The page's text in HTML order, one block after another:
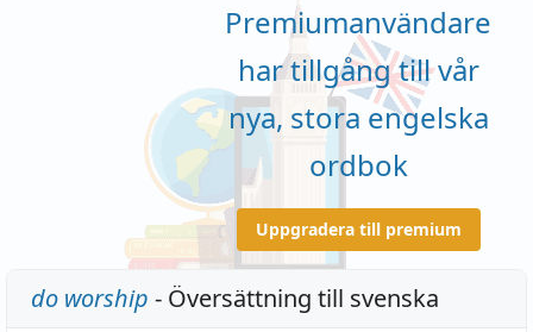
Premiumanvändare
har tillgång till vår
nya, stora engelska
ordbok
Uppgradera till premium
do worship - Översättning till svenska